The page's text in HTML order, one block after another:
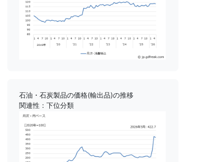
石油・石炭製品の価格(輸出品)の推移
関連性：下位分類